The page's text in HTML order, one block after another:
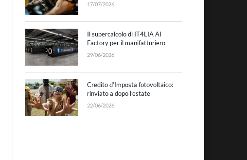
17/07/2026
Il supercalcolo di IT4LIA AI
Factory per il manifatturiero
29/06/2026
Credito d’Imposta fotovoltaico:
rinviato a dopo l’estate
22/06/2026